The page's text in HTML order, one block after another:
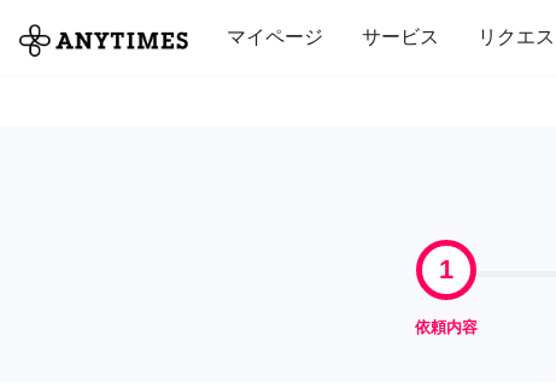
マイページ サービス リクエス
全て 修理・組立 家事 引っ越し
1
依頼内容